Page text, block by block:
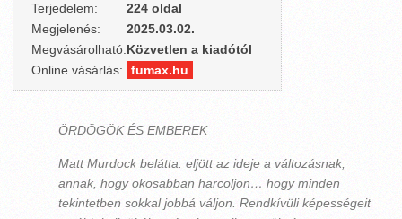
Terjedelem:
224 oldal
Megjelenés:
2025.03.02.
Megvásárolható:Közvetlen a kiadótól
Online vásárlás:
fumax.hu
ÖRDÖGÖK ÉS EMBEREK
Matt Murdock belátta: eljött az ideje a változásnak,
annak, hogy okosabban harcoljon… hogy minden
tekintetben sokkal jobbá váljon. Rendkívüli képességeit